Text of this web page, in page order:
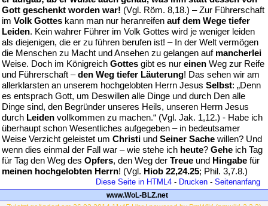
Gott geschenkt worden war! (Vgl. Röm. 8,18.) – Zur Führerschaft
im Volk Gottes kann man nur heranreifen auf dem Wege tiefer
Leiden. Kein wahrer Führer im Volk Gottes wird je weniger leiden
als diejenigen, die er zu führen berufen ist! – In der Welt vermögen
die Menschen zu Macht und Ansehen zu gelangen auf mancherlei
Weise. Doch im Königreich Gottes gibt es nur einen Weg zur Reife
und Führerschaft –den Weg tiefer Läuterung! Das sehen wir am
allerklarsten an unserem hochgelobten Herrn Jesus Selbst: „Denn
es entsprach Gott, um Deswillen alle Dinge und durch Den alle
Dinge sind, den Begründer unseres Heils, unseren Herrn Jesus
durch Leiden vollkommen zu machen.“ (Vgl. Jak. 1,12.) - Habe ich
überhaupt schon Wesentliches aufgegeben – in bedeutsamer
Weise Verzicht geleistet um Christi und Seiner Sache willen? Und
wenn dies einmal der Fall war – wie stehe ich heute? Gehe ich Tag
für Tag den Weg des Opfers, den Weg der Treue und Hingabe für
meinen hochgelobten Herrn! (Vgl. Hiob 22,24.25; Phil. 3,7.8.)
Diese Seite in HTML4 - Drucken - Seitenanfang
www.WoL-BLZ.net